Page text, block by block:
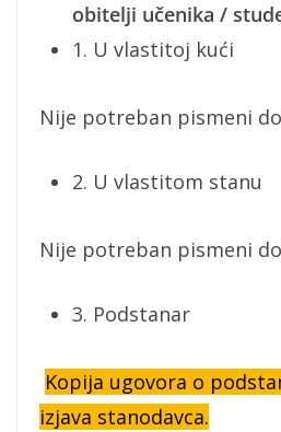
obitelji učenika /
1. U vlastitoj kući
Nije potreban pismeni
2. U vlastitom stanu
Nije potreban pismeni
3. Podstanar
Kopija ugovora o
izjava stanodavca.